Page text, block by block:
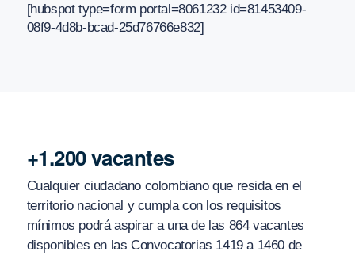
[hubspot type=form portal=8061232 id=81453409-
08f9-4d8b-bcad-25d76766e832]
+1.200 vacantes
Cualquier ciudadano colombiano que resida en el
territorio nacional y cumpla con los requisitos
mínimos podrá aspirar a una de las 864 vacantes
disponibles en las Convocatorias 1419 a 1460 de